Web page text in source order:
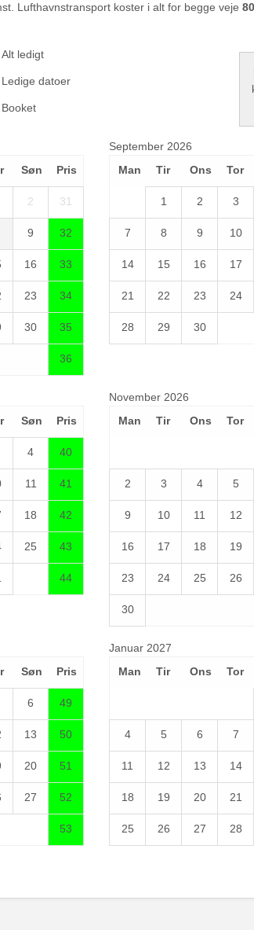
Lufthavnstransport koster i alt for begge veje
Alt ledigt
Ledige datoer
Booket
Søn Pris
2 31
9 32
16 33
23 34
30 35
36
September 2026
Man
Tir Ons Tor
1 2 3
7 8 9 10
14 15 16 17
21 22 23 24
28 29 30
Søn Pris
4 40
11 41
18 42
25 43
44
November 2026
Man
Tir Ons Tor
2 3 4 5
9 10 11 12
16 17 18 19
23 24 25 26
30
Søn Pris
6 49
13 50
20 51
27 52
53
Januar 2027
Man
Tir Ons Tor
4 5 6 7
11 12 13 14
18 19 20 21
25 26 27 28